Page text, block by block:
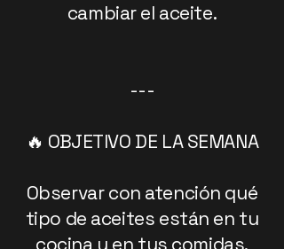
cambiar el aceite.
---
🔥 OBJETIVO DE LA SEMANA
Observar con atención qué
tipo de aceites están en tu
cocina y en tus comidas.